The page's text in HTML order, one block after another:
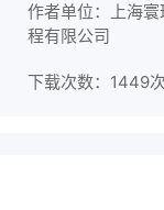
作者单位：上海
程有限公司
下载次数： 1449次